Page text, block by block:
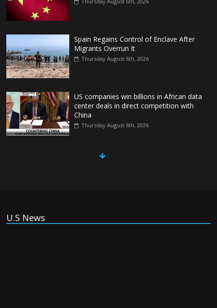
Spain Regains Control of Enclave After
Migrants Overrun It
Thursday August 6th, 2026
US companies win billions in African data
center deals in direct competition with
China
Thursday August 6th, 2026
China, Russia, Iran and North Korea
U.S News